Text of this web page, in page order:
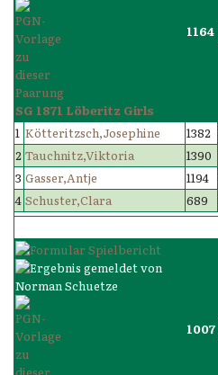
SG 1871 Löberitz Girls
1164
1 Kötteritzsch,Josephine 1382
2 Tauchnitz,Viktoria 1390
3 Gasser,Antje 1194
4 Schuster,Clara 689
1007